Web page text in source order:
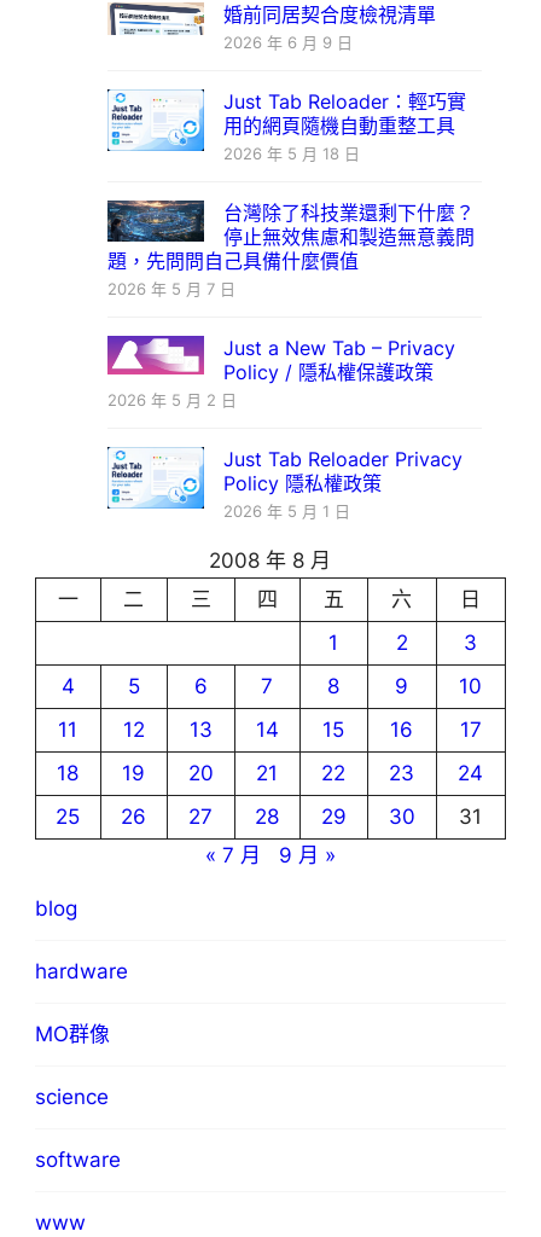
婚前同居契合度檢視清單
2026 年 6 月 9 日
Just Tab Reloader：輕巧實
用的網頁隨機自動重整工具
2026 年 5 月 18 日
台灣除了科技業還剩下什麼？
停止無效焦慮和製造無意義問
題，先問問自己具備什麼價值
2026 年 5 月 7 日
Just a New Tab – Privacy
Policy / 隱私權保護政策
2026 年 5 月 2 日
Just Tab Reloader Privacy
Policy 隱私權政策
2026 年 5 月 1 日
2008 年 8 月
一
二 三 四 五 六
日
1
2
3
4
5 6 7 8 9
10
11
12 13 14 15 16
17
18
19 20 21 22 23
24
25
26 27 28 29 30
31
« 7 月
9 月 »
blog
hardware
MO群像
science
software
www